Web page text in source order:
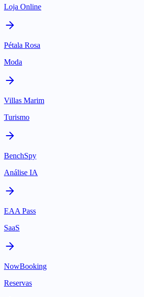
Loja Online
Pétala Rosa
Moda
Villas Marim
Turismo
BenchSpy
Análise IA
EAA Pass
SaaS
NowBooking
Reservas